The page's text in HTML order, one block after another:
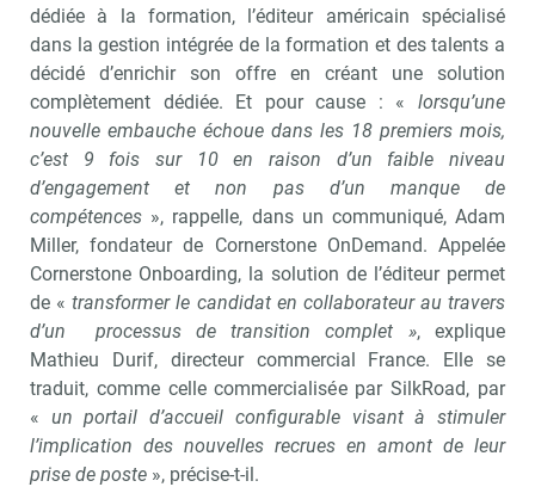
dédiée à la formation, l’éditeur américain spécialisé
dans la gestion intégrée de la formation et des talents a
décidé d’enrichir son offre en créant une solution
complètement dédiée. Et pour cause : « lorsqu’une
nouvelle embauche échoue dans les 18 premiers mois,
c’est 9 fois sur 10 en raison d’un faible niveau
d’engagement et non pas d’un manque de
compétences », rappelle, dans un communiqué, Adam
Miller, fondateur de Cornerstone OnDemand. Appelée
Cornerstone Onboarding, la solution de l’éditeur permet
de «transformer le candidat en collaborateur au travers
d’un processus de transition complet », explique
Mathieu Durif, directeur commercial France. Elle se
traduit, comme celle commercialisée par SilkRoad, par
« un portail d’accueil configurable visant à stimuler
l’implication des nouvelles recrues en amont de leur
prise de poste », précise-t-il.